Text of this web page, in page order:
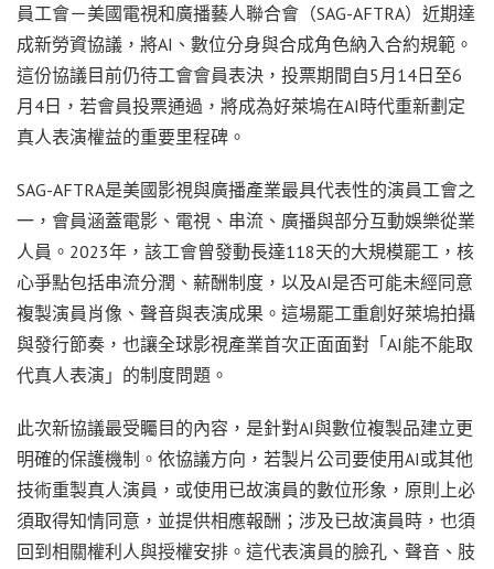
員工會－美國電視和廣播藝人聯合會（SAG-AFTRA）近期達
成新勞資協議，將AI、數位分身與合成角色納入合約規範。
這份協議目前仍待工會會員表決，投票期間自5月14日至6
月4日，若會員投票通過，將成為好萊塢在AI時代重新劃定
真人表演權益的重要里程碑。
SAG-AFTRA是美國影視與廣播產業最具代表性的演員工會之
一，會員涵蓋電影、電視、串流、廣播與部分互動娛樂從業
人員。2023年，該工會曾發動長達118天的大規模罷工，核
心爭點包括串流分潤、薪酬制度，以及AI是否可能未經同意
複製演員肖像、聲音與表演成果。這場罷工重創好萊塢拍攝
與發行節奏，也讓全球影視產業首次正面面對「AI能不能取
代真人表演」的制度問題。
此次新協議最受矚目的內容，是針對AI與數位複製品建立更
明確的保護機制。依協議方向，若製片公司要使用AI或其他
技術重製真人演員，或使用已故演員的數位形象，原則上必
須取得知情同意，並提供相應報酬；涉及已故演員時，也須
回到相關權利人與授權安排。這代表演員的臉孔、聲音、肢